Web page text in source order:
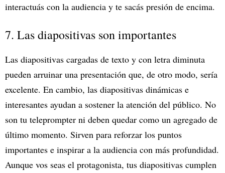
interactuás con la audiencia y te sacás presión de encima.
7. Las diapositivas son importantes
Las diapositivas cargadas de texto y con letra diminuta
pueden arruinar una presentación que, de otro modo, sería
excelente. En cambio, las diapositivas dinámicas e
interesantes ayudan a sostener la atención del público. No
son tu teleprompter ni deben quedar como un agregado de
último momento. Sirven para reforzar los puntos
importantes e inspirar a la audiencia con más profundidad.
Aunque vos seas el protagonista, tus diapositivas cumplen